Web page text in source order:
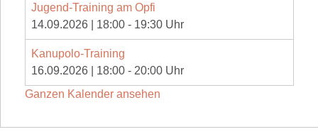
Jugend-Training am Opfi
14.09.2026
18:00 - 19:30 Uhr
Kanupolo-Training
16.09.2026
18:00 - 20:00 Uhr
Ganzen Kalender ansehen